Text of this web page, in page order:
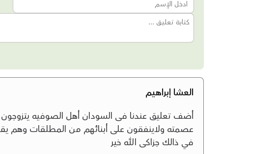
العشا إبراهيم
أضف تعليق عندنا فى السودان أهل الصوفيه
عصمته ولاينفقون على أبنائهم من المطلقات وهم
في ذالك جزاكى الله خير